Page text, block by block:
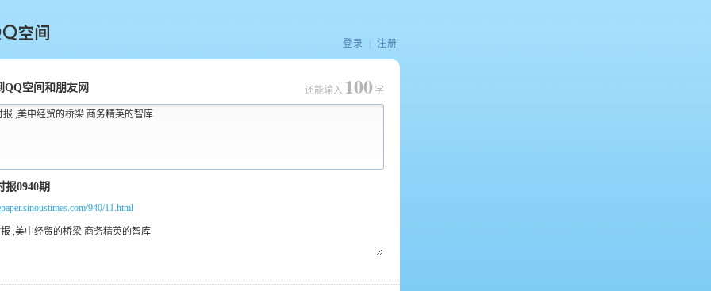
间
登录 注册
QQ空间和朋友网
报 ,美中经贸的桥梁 商务精英的智库
还能输入 100 字
940/11.html